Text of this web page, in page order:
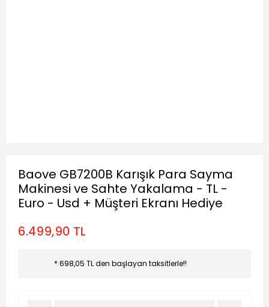
Baove GB7200B Karışık Para Sayma
Makinesi ve Sahte Yakalama - TL -
Euro - Usd + Müşteri Ekranı Hediye
6.499,90 TL
* 698,05 TL den başlayan taksitlerle!!